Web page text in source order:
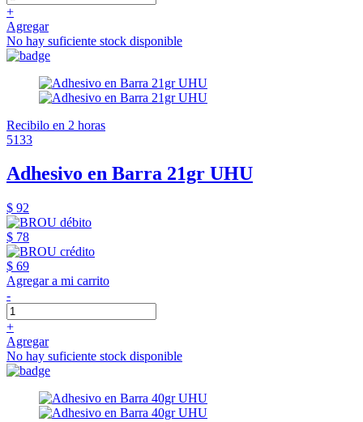
+
Agregar
No hay suficiente stock disponible
Recibilo en 2 horas
5133
Adhesivo en Barra 21gr UHU
$ 92
$ 78
$ 69
Agregar a mi carrito
-
+
Agregar
No hay suficiente stock disponible